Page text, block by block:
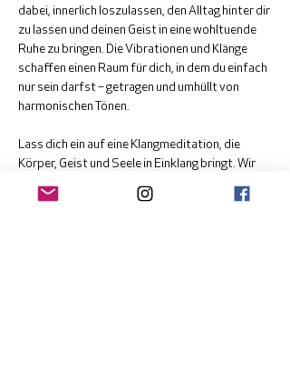
dabei, innerlich loszulassen, den Alltag hinter dir
zu lassen und deinen Geist in eine wohltuende
Ruhe zu bringen. Die Vibrationen und Klänge
schaffen einen Raum für dich, in dem du einfach
nur sein darfst – getragen und umhüllt von
harmonischen Tönen.
Lass dich ein auf eine Klangmeditation, die
Körper, Geist und Seele in Einklang bringt. Wir
freuen uns, dich auf dieser Reise zu begleiten!